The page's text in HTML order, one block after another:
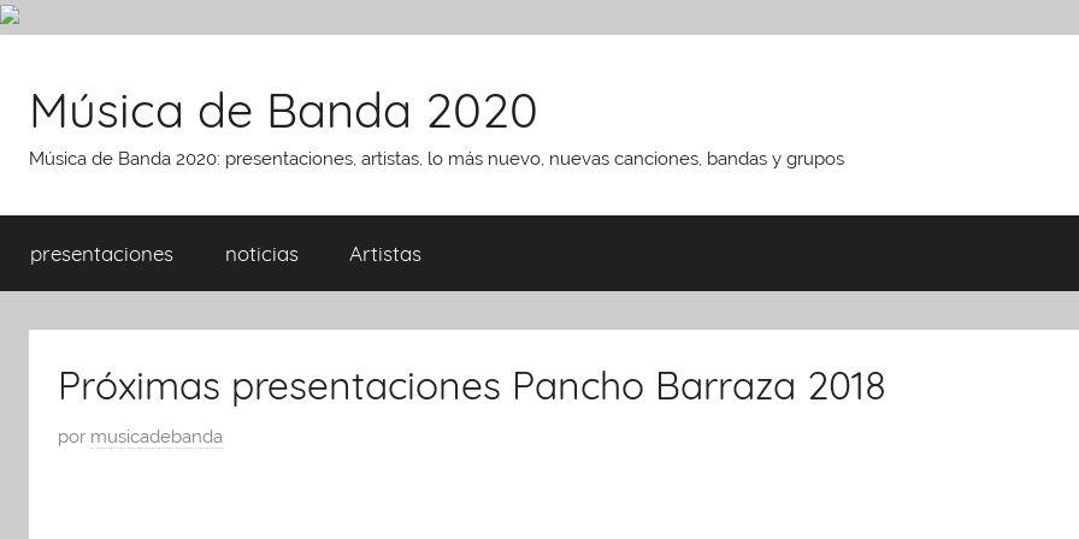
contenido
Música de Banda 2020
Música de Banda 2020: presentaciones, artistas, lo más nuevo, nuevas canciones, bandas y grupos
presentaciones noticias Artistas
Próximas presentaciones Pancho Barraza 2018
P
por musicadebanda